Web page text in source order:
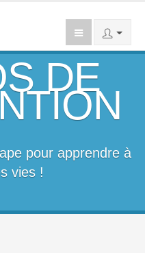
DE
pour apprendre à
vies !